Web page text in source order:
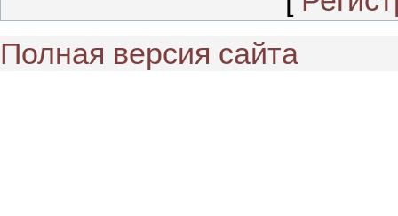
Полная версия сайта